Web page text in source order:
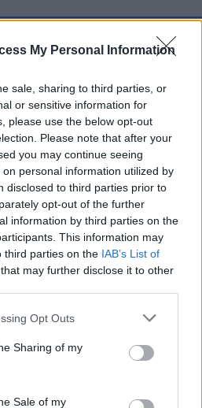
My Personal Information
sale, sharing to third parties, or
or sensitive information for
please use the below opt-out
Please note that after your
you may continue seeing
personal information utilized by
disclosed to third parties prior to
opt-out of the further
information by third parties on the
This information may
third parties on the IAB’s List of
that may further disclose it to other
app uses one or more Google
behaviour. You may click to
and its third-party tags to
purposes in below Google
Opt Outs
Sharing of my
Sale of my